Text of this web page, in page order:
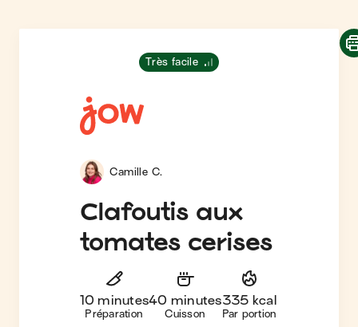
Très facile
Camille C.
Clafoutis aux
tomates cerises
10 minutes
Préparation
40 minutes
Cuisson
335 kcal
Par portion